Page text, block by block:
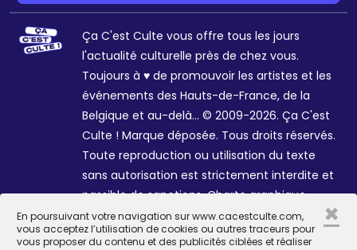
En poursuivant votre navigation sur www.cacestculte.com,
vous acceptez l’utilisation de cookies ou autres traceurs pour
vous proposer du contenu et des publicités ciblées et réaliser
×
Ça C'est Culte vous offre tous les jours
l'actualité culturelle près de chez vous.
Toujours à ♥ de promouvoir les artistes et les
événements des Hauts-de-France, de la
Belgique et au-delà... © 2009-2026. Ça C'est
Culte ! Marque déposée. Tous droits réservés.
Toute reproduction ou utilisation du texte
sans autorisation est strictement interdite et
passible de sanctions. Charte graphique
Sophie R. et Céline Galant.